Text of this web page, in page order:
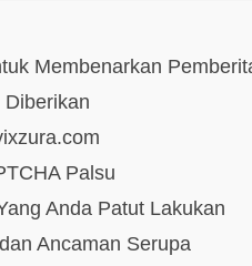
Membenarkan
Palsu
Anda Patut Lakukan
Ancaman Serupa